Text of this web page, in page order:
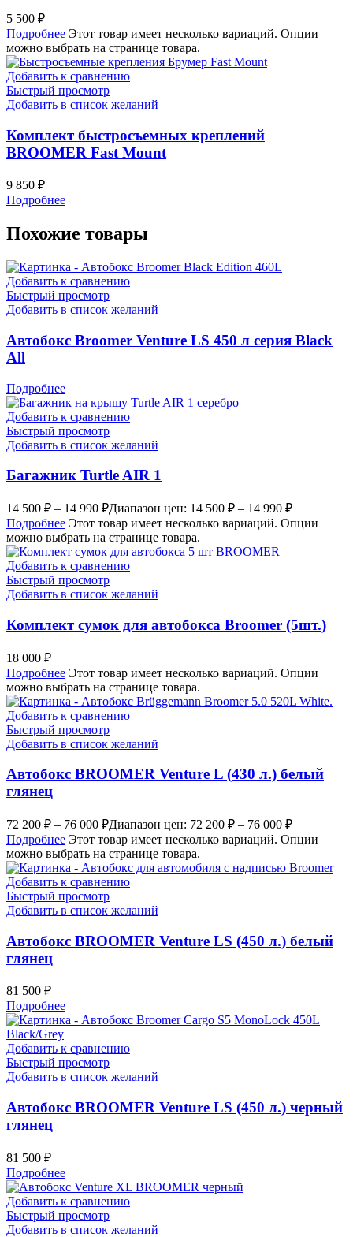
5 500 ₽
Подробнее Этот товар имеет несколько вариаций. Опции
можно выбрать на странице товара.
Добавить к сравнению
Быстрый просмотр
Добавить в список желаний
Комплект быстросъемных креплений
BROOMER Fast Mount
9 850 ₽
Подробнее
Похожие товары
Добавить к сравнению
Быстрый просмотр
Добавить в список желаний
Автобокс Broomer Venture LS 450 л серия Black
All
Подробнее
Добавить к сравнению
Быстрый просмотр
Добавить в список желаний
Багажник Turtle AIR 1
14 500 ₽ – 14 990 ₽Диапазон цен: 14 500 ₽ – 14 990 ₽
Подробнее Этот товар имеет несколько вариаций. Опции
можно выбрать на странице товара.
Добавить к сравнению
Быстрый просмотр
Добавить в список желаний
Комплект сумок для автобокса Broomer (5шт.)
18 000 ₽
Подробнее Этот товар имеет несколько вариаций. Опции
можно выбрать на странице товара.
Добавить к сравнению
Быстрый просмотр
Добавить в список желаний
Автобокс BROOMER Venture L (430 л.) белый
глянец
72 200 ₽ – 76 000 ₽Диапазон цен: 72 200 ₽ – 76 000 ₽
Подробнее Этот товар имеет несколько вариаций. Опции
можно выбрать на странице товара.
Добавить к сравнению
Быстрый просмотр
Добавить в список желаний
Автобокс BROOMER Venture LS (450 л.) белый
глянец
81 500 ₽
Подробнее
Добавить к сравнению
Быстрый просмотр
Добавить в список желаний
Автобокс BROOMER Venture LS (450 л.) черный
глянец
81 500 ₽
Подробнее
Добавить к сравнению
Быстрый просмотр
Добавить в список желаний